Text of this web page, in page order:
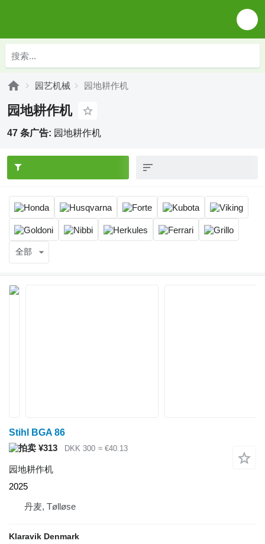
园艺机械 园地耕作机
园地耕作机
47 条广告: 园地耕作机
全部
Stihl BGA 86
¥313
DKK 300 ≈ €40.13
园地耕作机
2025
丹麦, Tølløse
Klaravik Denmark